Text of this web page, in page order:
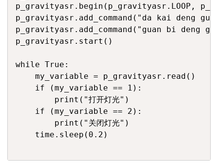
p_gravityasr.begin(p_gravityasr.LOOP,
p_gravityasr.add_command("da kai deng
p_gravityasr.add_command("guan bi deng
p_gravityasr.start()
while True:
    my_variable = p_gravityasr.read()
    if (my_variable == 1):
        print("打开灯光")
    if (my_variable == 2):
        print("关闭灯光")
    time.sleep(0.2)